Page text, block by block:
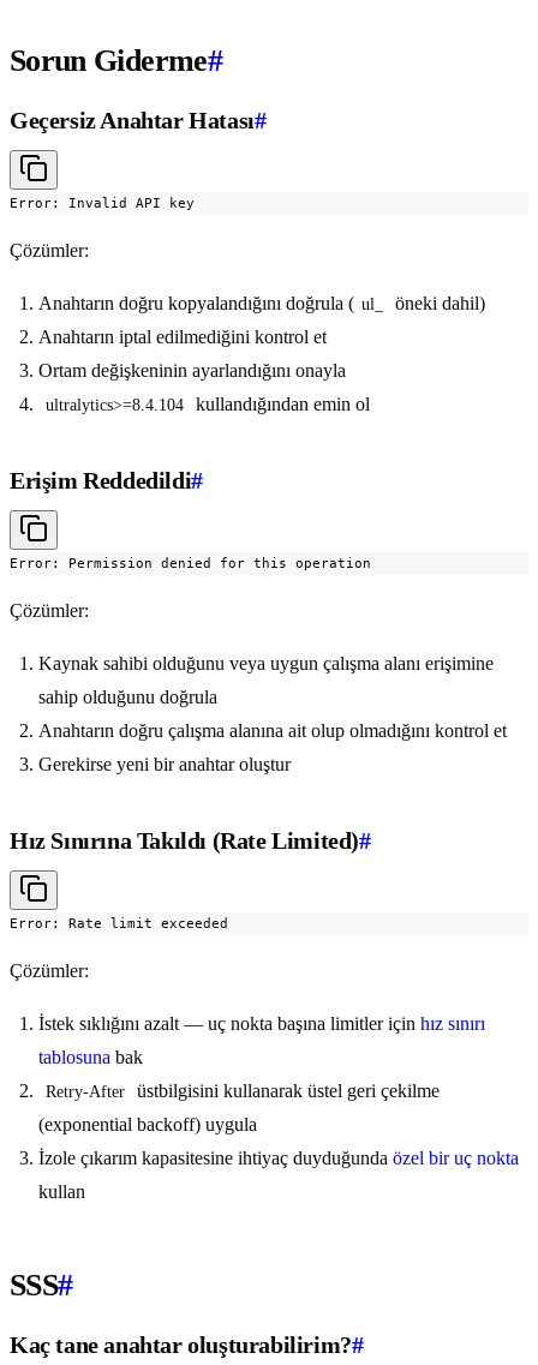
Sorun Giderme#
Geçersiz Anahtar Hatası#
Error: Invalid API key
Çözümler:
Anahtarın doğru kopyalandığını doğrula ( ul_
öneki dahil)
Anahtarın iptal edilmediğini kontrol et
Ortam değişkeninin ayarlandığını onayla
ultralytics>=8.4.104 kullandığından emin ol
Erişim Reddedildi#
Error: Permission denied for this operation
Çözümler:
Kaynak sahibi olduğunu veya uygun çalışma alanı erişimine
sahip olduğunu doğrula
Anahtarın doğru çalışma alanına ait olup olmadığını kontrol et
Gerekirse yeni bir anahtar oluştur
Hız Sınırına Takıldı (Rate Limited)#
Error: Rate limit exceeded
Çözümler:
İstek sıklığını azalt — uç nokta başına limitler için hız sınırı
tablosuna bak
Retry-After
üstbilgisini kullanarak üstel geri çekilme
(exponential backoff) uygula
İzole çıkarım kapasitesine ihtiyaç duyduğunda özel bir uç nokta
kullan
SSS#
Kaç tane anahtar oluşturabilirim?#